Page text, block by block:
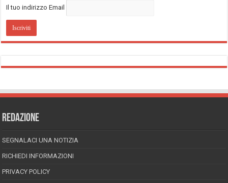
Il tuo indirizzo Email
REDAZIONE
SEGNALACI UNA NOTIZIA
RICHIEDI INFORMAZIONI
PRIVACY POLICY